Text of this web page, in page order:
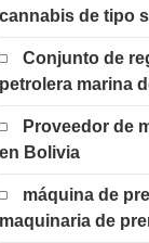
cannabis de tipo
Conjunto de
petrolera marina
Proveedor de
en Bolivia
máquina de
maquinaria de